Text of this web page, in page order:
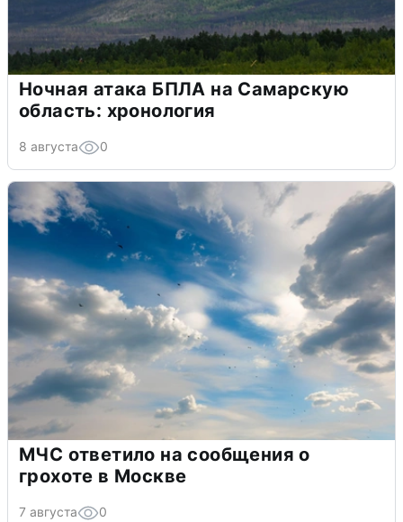
Ночная атака БПЛА на Самарскую
область: хронология
8 августа 0
МЧС ответило на сообщения о
грохоте в Москве
7 августа 0